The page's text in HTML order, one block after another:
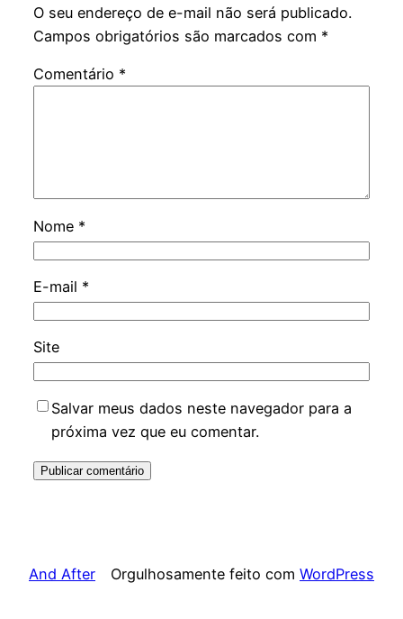
O seu endereço de e-mail não será publicado.
Campos obrigatórios são marcados com *
Comentário *
Nome *
E-mail *
Site
Salvar meus dados neste navegador para a
próxima vez que eu comentar.
And After Orgulhosamente feito com WordPress